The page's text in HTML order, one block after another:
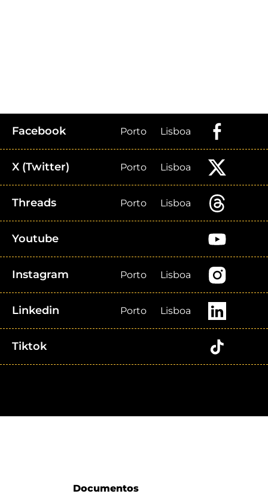
Facebook Porto Lisboa
X (Twitter) Porto Lisboa
Threads Porto Lisboa
Youtube
Instagram Porto Lisboa
Linkedin Porto Lisboa
Tiktok
Documentos